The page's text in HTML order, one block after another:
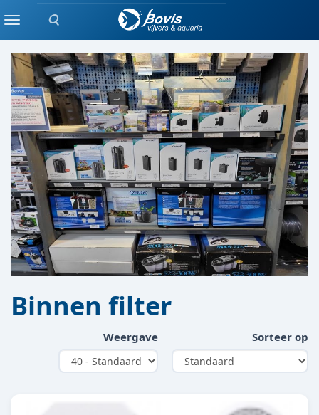
Zoeken
MenuFILTER / POMP
Binnen filter
Weergave Sorteer op